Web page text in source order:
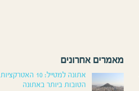
מאמרים אחרונים
אתונה למטייל: 10 האטרקציות
הטובות ביותר באתונה